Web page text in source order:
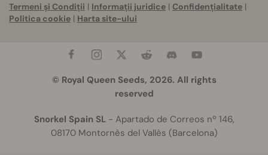
Termeni și Condiții | Informații juridice | Confidențialitate |
Politica cookie | Harta site-ului
© Royal Queen Seeds, 2026. All rights
reserved
Snorkel Spain SL- Apartado de Correos nº 146,
08170 Montornès del Vallès (Barcelona)